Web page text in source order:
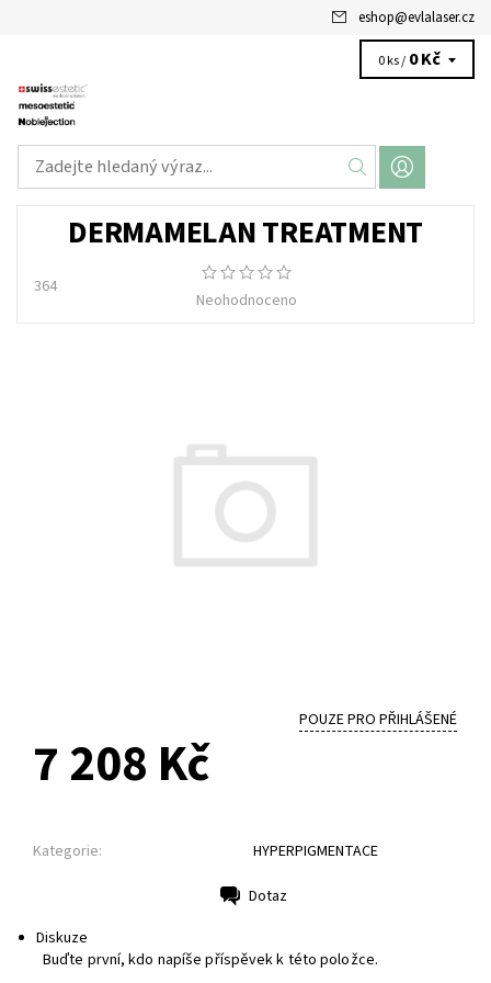
eshop@evlalaser.cz
0 ks / 0 Kč
DERMAMELAN TREATMENT
364
Neohodnoceno
POUZE PRO PŘIHLÁŠENÉ
7 208 Kč
Kategorie: HYPERPIGMENTACE
Dotaz
Diskuze
Buďte první, kdo napíše příspěvek k této položce.